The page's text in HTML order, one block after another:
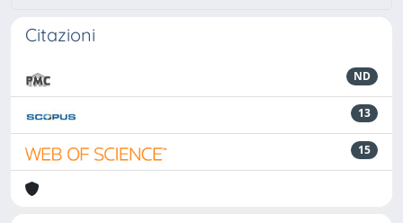
Citazioni
ND
13
15